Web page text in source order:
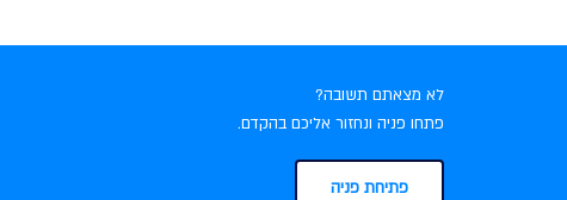
לא מצאתם תשובה?
פתחו פניה ונחזור אליכם בהקדם.
פתיחת פניה